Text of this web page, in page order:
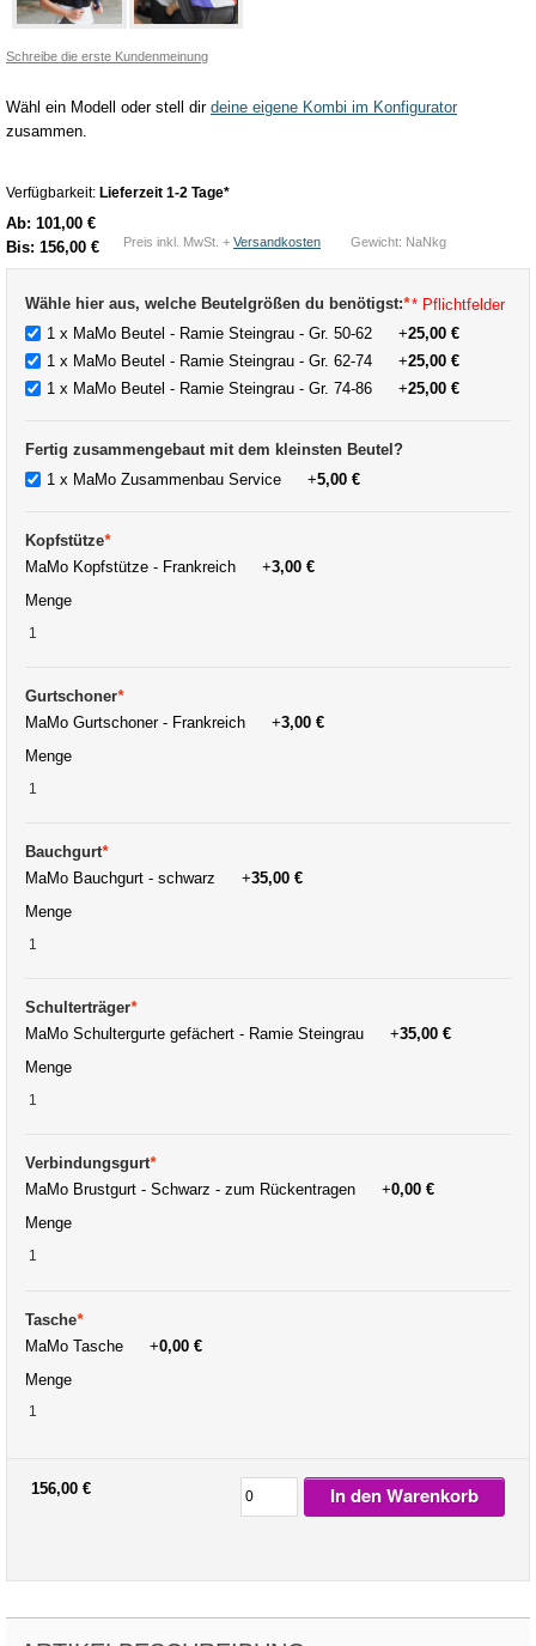
Schreibe die erste Kundenmeinung
Wähl ein Modell oder stell dir deine eigene Kombi im Konfigurator
zusammen.
Verfügbarkeit: Lieferzeit 1-2 Tage*
Ab: 101,00 €
Bis: 156,00 € Preis inkl. MwSt. + Versandkosten Gewicht: NaNkg
Wähle hier aus, welche Beutelgrößen du benötigst:*
1 x MaMo Beutel - Ramie Steingrau - Gr. 50-62
+25,00 €
1 x MaMo Beutel - Ramie Steingrau - Gr. 62-74
+25,00 €
1 x MaMo Beutel - Ramie Steingrau - Gr. 74-86
+25,00 €
Fertig zusammengebaut mit dem kleinsten Beutel?
1 x MaMo Zusammenbau Service
+5,00 €
Kopfstütze*
MaMo Kopfstütze - Frankreich
+3,00 €
Menge
Gurtschoner*
MaMo Gurtschoner - Frankreich
+3,00 €
Menge
Bauchgurt*
MaMo Bauchgurt - schwarz
+35,00 €
Menge
Schulterträger*
MaMo Schultergurte gefächert - Ramie Steingrau
+35,00 €
Menge
Verbindungsgurt*
MaMo Brustgurt - Schwarz - zum Rückentragen
+0,00 €
Menge
Tasche*
MaMo Tasche
+0,00 €
Menge
* Pflichtfelder
156,00 € In den Warenkorb